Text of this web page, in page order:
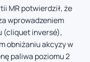
MR potwierdził, że
wprowadzeniem
(cliquet inversé),
obniżaniu akcyzy w
paliwa poziomu 2